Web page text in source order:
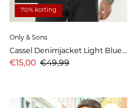
70% korting
Only & Sons
Cassel Denimjacket Light Blue Denim
Aanbiedingsprijs
€15,00 Prijs
€49,99